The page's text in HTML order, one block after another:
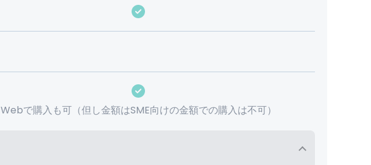
Webで購入も可（但し金額はSME向けの金額での購入は不可）